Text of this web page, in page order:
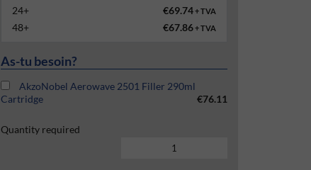
24+ €69.74+ TVA
48+ €67.86+ TVA
As-tu besoin?
AkzoNobel Aerowave 2501 Filler 290ml
Cartridge
€76.11
Quantity required